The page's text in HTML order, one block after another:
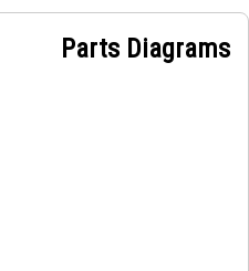
Parts Diagrams